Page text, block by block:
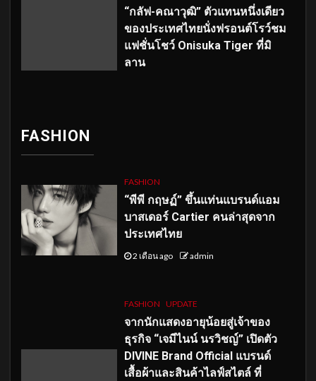
“กลัฟ-คณาวุฒิ” ตัวแทนหนึ่งเดียว
ของประเทศไทยนั่งฟรอนต์โรว์ชม
แฟชั่นโชว์ Onisuka Tiger ที่มิ
ลาน
FASHION
FASHION
“พีพี กฤษฏ์” ขึ้นแท่นแบรนด์แอม
บาสเดอร์ Cartier คนล่าสุดจาก
ประเทศไทย
2 เดือน ago admin
FASHION UPDATE
จากนักแสดงอายุน้อยสู่เจ้าของ
ธุรกิจ “เจมีไนน์ นรวิชญ์” เปิดตัว
DIVINE Brand Official แบรนด์
เสื้อผ้าและสินค้าไลฟ์สไตล์ ที่